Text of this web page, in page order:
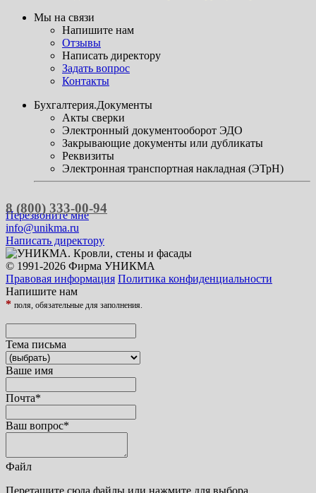
Мы на связи
Напишите нам
Отзывы
Написать директору
Задать вопрос
Контакты
Бухгалтерия.Документы
Акты сверки
Электронный документооборот ЭДО
Закрывающие документы или дубликаты
Реквизиты
Электронная транспортная накладная (ЭТрН)
8 (800) 333-00-94
Перезвоните мне
info@unikma.ru
Написать директору
© 1991-2026 Фирма УНИКМА
Правовая информация Политика конфиденциальности
Напишите нам
* поля, обязательные для заполнения.
Тема письма
Ваше имя
Почта*
Ваш вопрос*
Файл
Перетащите сюда файлы или нажмите для выбора